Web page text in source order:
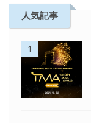
人気記事
1